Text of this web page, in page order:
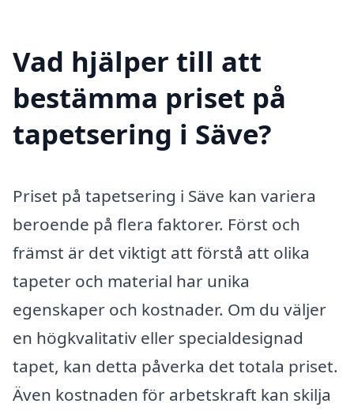
Vad hjälper till att
bestämma priset på
tapetsering i Säve?
Priset på tapetsering i Säve kan variera
beroende på flera faktorer. Först och
främst är det viktigt att förstå att olika
tapeter och material har unika
egenskaper och kostnader. Om du väljer
en högkvalitativ eller specialdesignad
tapet, kan detta påverka det totala priset.
Även kostnaden för arbetskraft kan skilja